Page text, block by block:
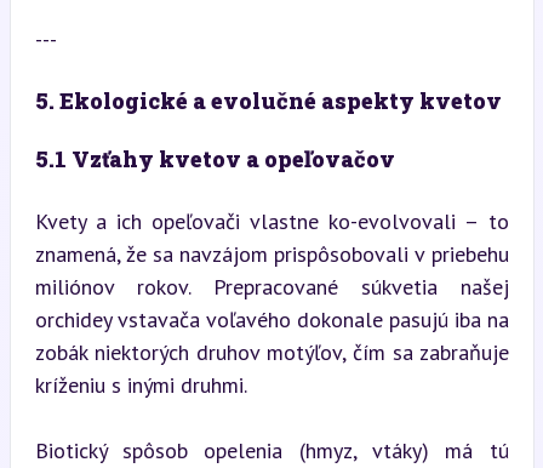
---
5. Ekologické a evolučné aspekty kvetov
5.1 Vzťahy kvetov a opeľovačov
Kvety a ich opeľovači vlastne ko-evolvovali – to
znamená, že sa navzájom prispôsobovali v priebehu
miliónov rokov. Prepracované súkvetia našej
orchidey vstavača voľavého dokonale pasujú iba na
zobák niektorých druhov motýľov, čím sa zabraňuje
kríženiu s inými druhmi.
Biotický spôsob opelenia (hmyz, vtáky) má tú